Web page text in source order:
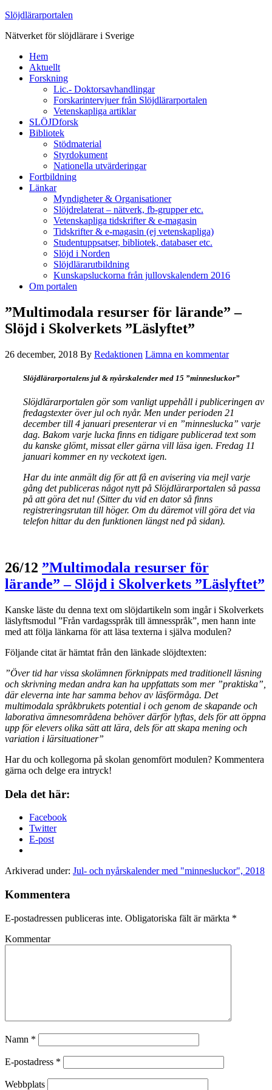
Slöjdlärarportalen
Nätverket för slöjdlärare i Sverige
Hem
Aktuellt
Forskning
Lic.- Doktorsavhandlingar
Forskarintervjuer från Slöjdlärarportalen
Vetenskapliga artiklar
SLÖJDforsk
Bibliotek
Stödmaterial
Styrdokument
Nationella utvärderingar
Fortbildning
Länkar
Myndigheter & Organisationer
Slöjdrelaterat – nätverk, fb-grupper etc.
Vetenskapliga tidskrifter & e-magasin
Tidskrifter & e-magasin (ej vetenskapliga)
Studentuppsatser, bibliotek, databaser etc.
Slöjd i Norden
Slöjdlärarutbildning
Kunskapsluckorna från jullovskalendern 2016
Om portalen
”Multimodala resurser för lärande” –
Slöjd i Skolverkets ”Läslyftet”
26 december, 2018 By Redaktionen Lämna en kommentar
Slöjdlärarportalens jul & nyårskalender med 15 ”minnesluckor”
Slöjdlärarportalen gör som vanligt uppehåll i publiceringen av
fredagstexter över jul och nyår. Men under perioden 21
december till 4 januari presenterar vi en ”minneslucka” varje
dag. Bakom varje lucka finns en tidigare publicerad text som
du kanske glömt, missat eller gärna vill läsa igen. Fredag 11
januari kommer en ny veckotext igen.
Har du inte anmält dig för att få en avisering via mejl varje
gång det publiceras något nytt på Slöjdlärarportalen så passa
på att göra det nu! (Sitter du vid en dator så finns
registreringsrutan till höger. Om du däremot vill göra det via
telefon hittar du den funktionen längst ned på sidan).
26/12 ”Multimodala resurser för
lärande” – Slöjd i Skolverkets ”Läslyftet”
Kanske läste du denna text om slöjdartikeln som ingår i Skolverkets
läslyftsmodul ”Från vardagsspråk till ämnesspråk”, men hann inte
med att följa länkarna för att läsa texterna i själva modulen?
Följande citat är hämtat från den länkade slöjdtexten:
”Över tid har vissa skolämnen förknippats med traditionell läsning
och skrivning medan andra kan ha uppfattats som mer ”praktiska”,
där eleverna inte har samma behov av läsförmåga. Det
multimodala språkbrukets potential i och genom de skapande och
laborativa ämnesområdena behöver därför lyftas, dels för att öppna
upp för elevers olika sätt att lära, dels för att skapa mening och
variation i lärsituationer”
Har du och kollegorna på skolan genomfört modulen? Kommentera
gärna och delge era intryck!
Dela det här:
Facebook
Twitter
E-post
Arkiverad under: Jul- och nyårskalender med "minnesluckor", 2018
Kommentera
E-postadressen publiceras inte. Obligatoriska fält är märkta *
Kommentar
Namn *
E-postadress *
Webbplats